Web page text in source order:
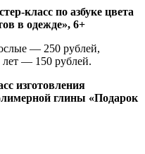
класс по азбуке цвета
в одежде», 6+
— 250 рублей,
лет — 150 рублей.
изготовления
глины «Подарок